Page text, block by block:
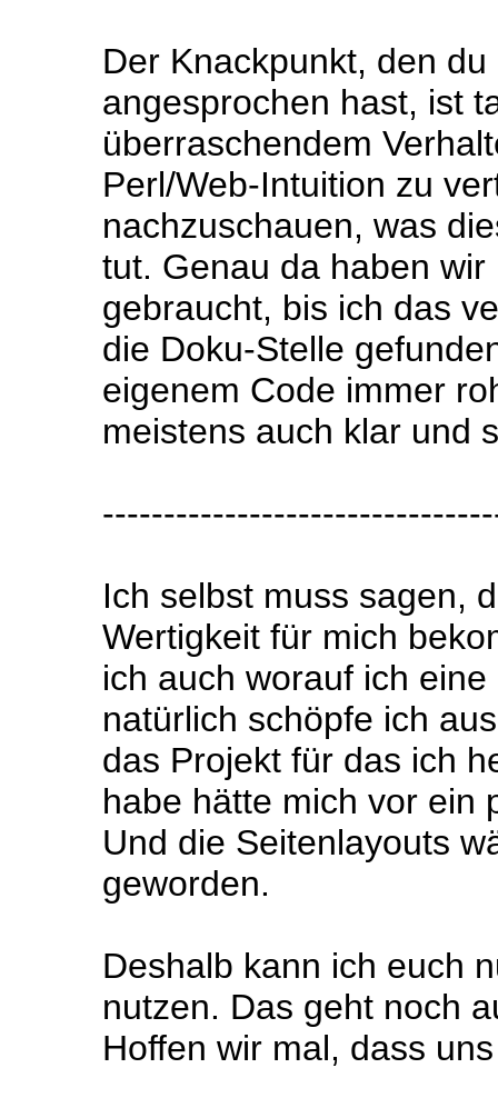
Der Knackpunkt, den
angesprochen hast, ist
überraschendem
Perl/Web-Intuition zu
nachzuschauen, was
tut. Genau da haben
gebraucht, bis ich das
die Doku-Stelle
eigenem Code immer
meistens auch klar und
Ich selbst muss sagen,
Wertigkeit für mich
ich auch worauf ich
natürlich schöpfe ich
das Projekt für das ich
habe hätte mich vor ein
Und die Seitenlayouts
geworden.
Deshalb kann ich euch
nutzen. Das geht noch
Hoffen wir mal, dass